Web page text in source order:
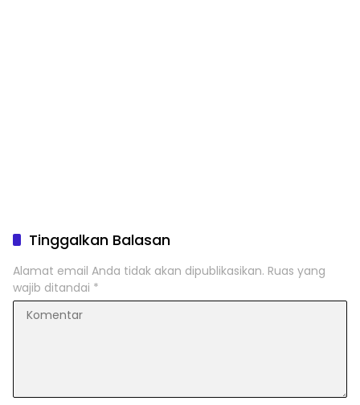
Tinggalkan Balasan
Alamat email Anda tidak akan dipublikasikan. Ruas yang
wajib ditandai *